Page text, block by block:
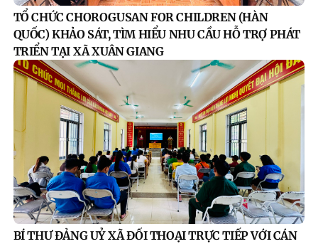
TỔ CHỨC CHOROGUSAN FOR CHILDREN (HÀN
QUỐC) KHẢO SÁT, TÌM HIỂU NHU CẦU HỖ TRỢ PHÁT
TRIỂN TẠI XÃ XUÂN GIANG
BÍ THƯ ĐẢNG UỶ XÃ ĐỐI THOẠI TRỰC TIẾP VỚI CÁN